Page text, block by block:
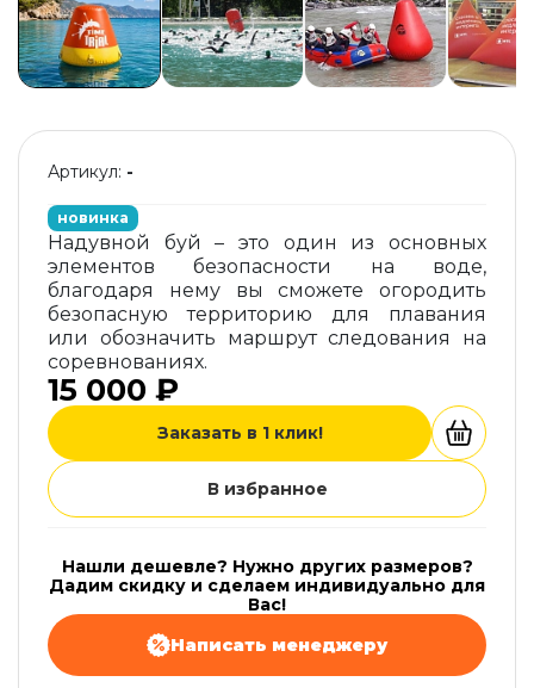
Артикул: -
новинка
Надувной буй – это один из основных
элементов безопасности на воде,
благодаря нему вы сможете огородить
безопасную территорию для плавания
или обозначить маршрут следования на
соревнованиях.
15 000 ₽
Заказать в 1 клик!
В избранное
Нашли дешевле? Нужно других размеров?
Дадим скидку и сделаем индивидуально для
Вас!
Написать менеджеру